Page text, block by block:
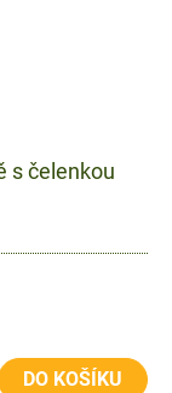
s čelenkou
DO KOŠÍKU